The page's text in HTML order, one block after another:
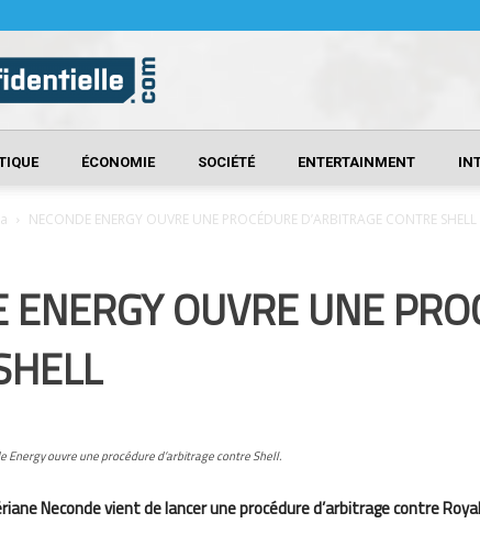
ÉCONOMIE SOCIÉTÉ ENTERTAINMENT
NECONDE ENERGY OUVRE UNE PROCÉDURE D’ARBITRAGE CONTRE SHELL
ENERGY OUVRE UNE
Energy ouvre une procédure d’arbitrage contre Shell.
Neconde vient de lancer une procédure d’arbitrage contre